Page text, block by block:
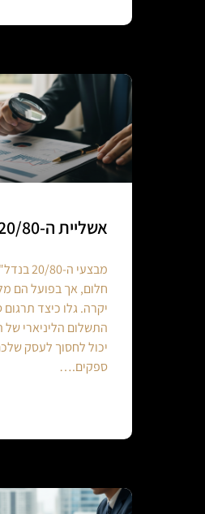
אשליית ה-20/80 בנדל
מבצעי ה-
חלום, אך בפועל הם
יקרה. גלו כיצד תרגום
התשלום הליניארי של
יכול לחסוך לעסק
ספקים.…